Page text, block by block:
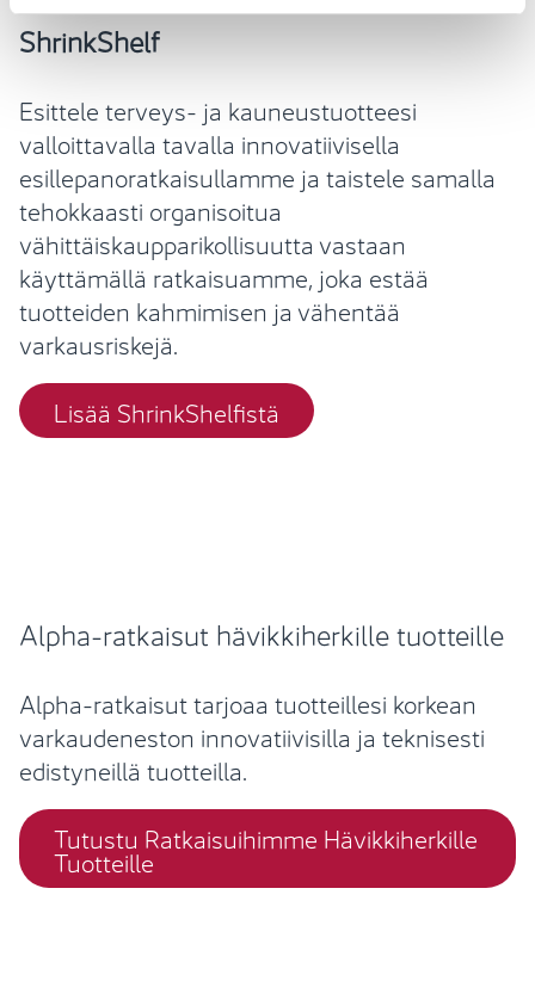
ShrinkShelf
Esittele terveys- ja kauneustuotteesi
valloittavalla tavalla innovatiivisella
esillepanoratkaisullamme ja taistele samalla
tehokkaasti organisoitua
vähittäiskaupparikollisuutta vastaan
käyttämällä ratkaisuamme, joka estää
tuotteiden kahmimisen ja vähentää
varkausriskejä.
Lisää ShrinkShelfistä
Alpha-ratkaisut hävikkiherkille tuotteille
Alpha-ratkaisut tarjoaa tuotteillesi korkean
varkaudeneston innovatiivisilla ja teknisesti
edistyneillä tuotteilla.
Tutustu Ratkaisuihimme Hävikkiherkille
Tuotteille